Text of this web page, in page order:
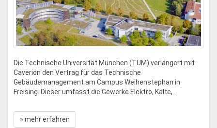
Die Technische Universität München (TUM) verlängert mit
Caverion den Vertrag für das Technische
Gebäudemanagement am Campus Weihenstephan in
Freising. Dieser umfasst die Gewerke Elektro, Kälte,...
» mehr erfahren